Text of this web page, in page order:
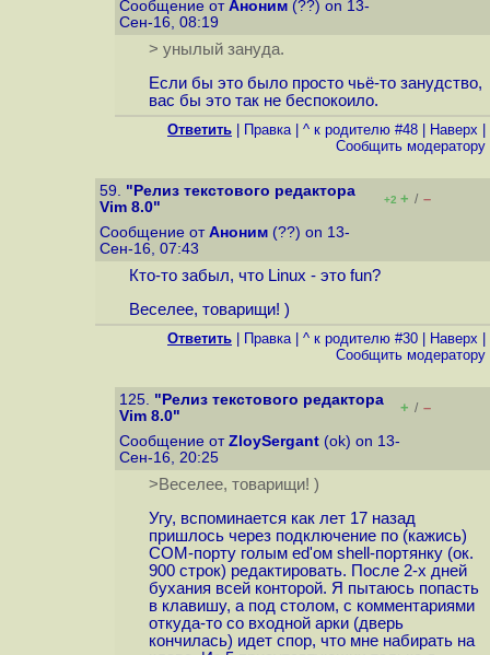
Сообщение от Аноним (??) on 13-
Сен-16, 08:19
> унылый зануда.
Если бы это было просто чьё-то занудство,
вас бы это так не беспокоило.
Ответить Правка| ^ к родителю #48 Наверх
Cообщить модератору
59. "Релиз текстового редактора
Vim 8.0"
+2 + / –
Сообщение от Аноним (??) on 13-
Сен-16, 07:43
Кто-то забыл, что Linux - это fun?
Веселее, товарищи! )
Ответить Правка| ^ к родителю #30 Наверх
Cообщить модератору
125. "Релиз текстового редактора
Vim 8.0"
+ / –
Сообщение от ZloySergant (ok) on 13-
Сен-16, 20:25
>Веселее, товарищи! )
Угу, вспоминается как лет 17 назад
пришлось через подключение по (кажись)
COM-порту голым ed'ом shell-портянку (ок.
900 строк) редактировать. После 2-х дней
бухания всей конторой. Я пытаюсь попасть
в клавишу, а под столом, с комментариями
откуда-то со входной арки (дверь
кончилась) идет спор, что мне набирать на